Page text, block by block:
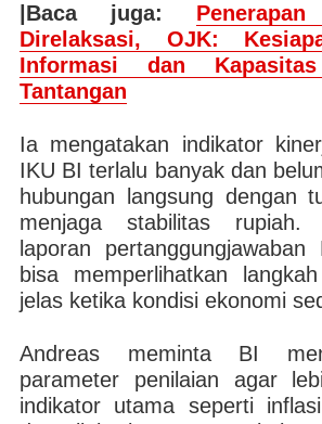
|Baca juga:
Direlaksasi, OJK:
Informasi dan
Tantangan
Ia mengatakan indikator
IKU BI terlalu banyak dan
hubungan langsung dengan
menjaga stabilitas rupiah.
laporan
bisa memperlihatkan
jelas ketika kondisi ekonomi
Andreas meminta BI
parameter penilaian agar
indikator utama seperti